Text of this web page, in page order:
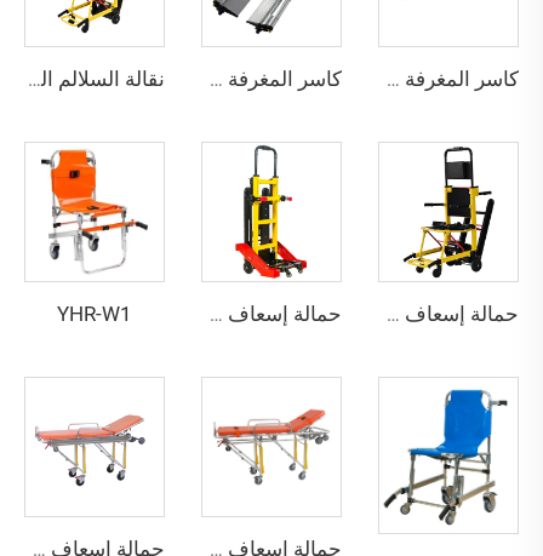
كاسر المغرفة YHR-CS1A كاسر المغرفة YHR-CS1B نقالة السلالم الكهربائية YHR-LD01
حمالة إسعاف YHR-LD01E حمالة إسعاف YHR-LD02 YHR-W1
حمالة إسعاف YHR-A1 حمالة إسعاف YHR-A2